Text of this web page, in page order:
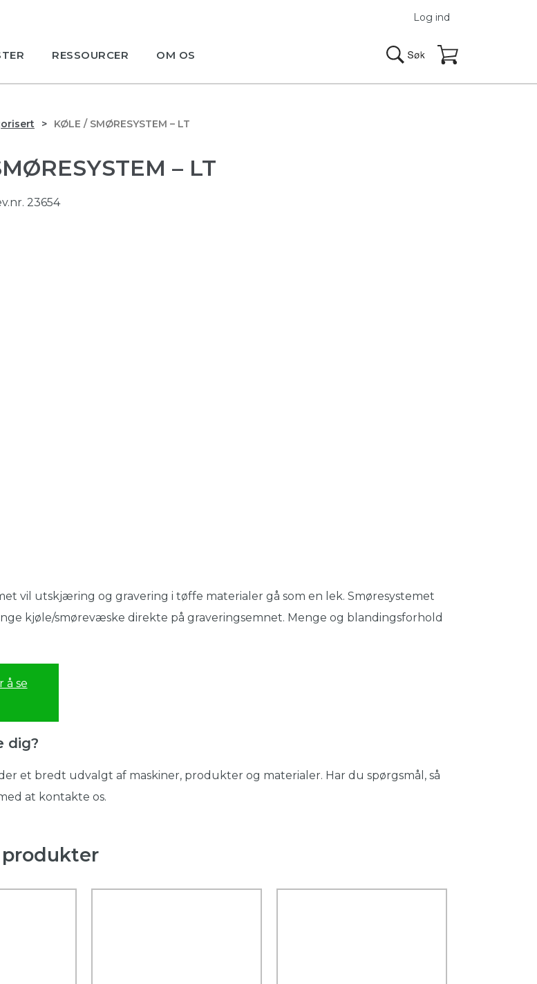
RESSOURCER OM OS
Log ind
KØLE / SMØRESYSTEM – LT
– LT
23654
vil utskjæring og gravering i tøffe materialer gå som en lek. Smøresystemet
kjøle/smørevæske direkte på graveringsemnet. Menge og blandingsforhold
å se
dig?
et bredt udvalgt af maskiner, produkter og materialer. Har du spørgsmål, så
at kontakte os.